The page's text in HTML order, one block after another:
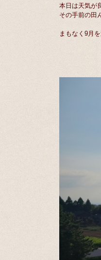
本日は天気が
その手前の田
まもなく9月